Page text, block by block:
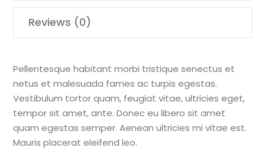
Reviews (0)
Pellentesque habitant morbi tristique senectus et
netus et malesuada fames ac turpis egestas.
Vestibulum tortor quam, feugiat vitae, ultricies eget,
tempor sit amet, ante. Donec eu libero sit amet
quam egestas semper. Aenean ultricies mi vitae est.
Mauris placerat eleifend leo.